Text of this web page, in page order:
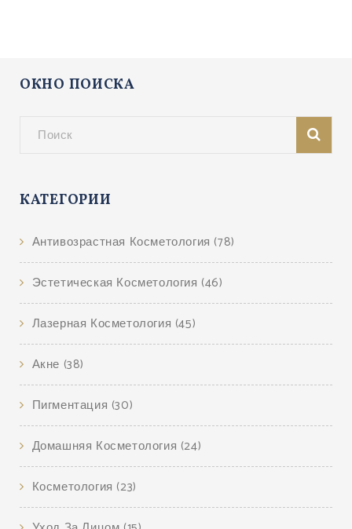
ОКНО ПОИСКА
КАТЕГОРИИ
Антивозрастная Косметология (78)
Эстетическая Косметология (46)
Лазерная Косметология (45)
Акне (38)
Пигментация (30)
Домашняя Косметология (24)
Косметология (23)